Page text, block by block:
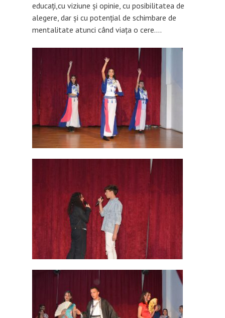
educați,cu viziune și opinie, cu posibilitatea de
alegere, dar și cu potențial de schimbare de
mentalitate atunci când viața o cere….